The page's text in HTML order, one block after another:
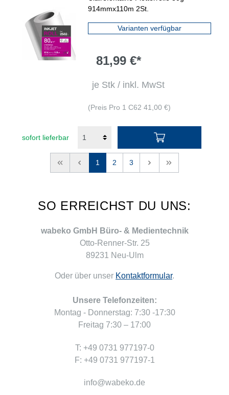
Rl./Pack.
914mmx110m 2St.
Varianten verfügbar
81,99 €*
je Stk / inkl. MwSt
(Preis Pro 1 C62 41,00 €)
sofort lieferbar
<< < 1 2 3 > >>
SO ERREICHST DU UNS:
wabeko GmbH Büro- & Medientechnik
Otto-Renner-Str. 25
89231 Neu-Ulm
Oder über unser Kontaktformular.
Unsere Telefonzeiten:
Montag - Donnerstag: 7:30 -17:30
Freitag 7:30 – 17:00
T: +49 0731 977197-0
F: +49 0731 977197-1
info@wabeko.de